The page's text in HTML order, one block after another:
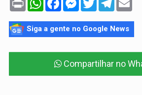
Siga a gente no Google News
Compartilhar no